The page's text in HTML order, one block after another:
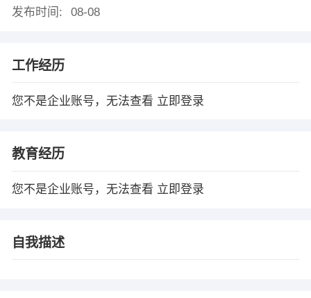
发布时间:
08-08
工作经历
您不是企业账号，无法查看 立即登录
教育经历
您不是企业账号，无法查看 立即登录
自我描述